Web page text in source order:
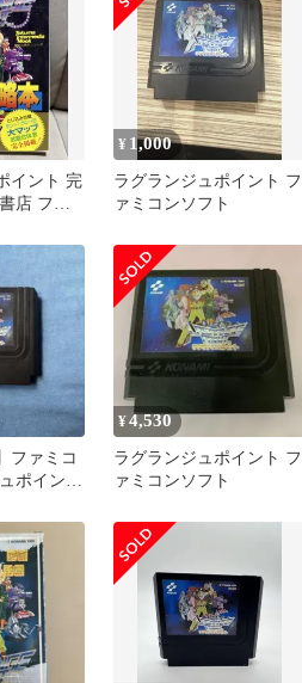
イント 完
店 ファ
¥ 1,000
ラグランジュポイント フ
ァミコンソフト
ファミコ
ポイント
¥4,530
ラグランジュポイント フ
ァミコンソフト